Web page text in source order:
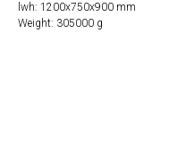
lwh: 1200x750x900 mm
Weight: 305000 g